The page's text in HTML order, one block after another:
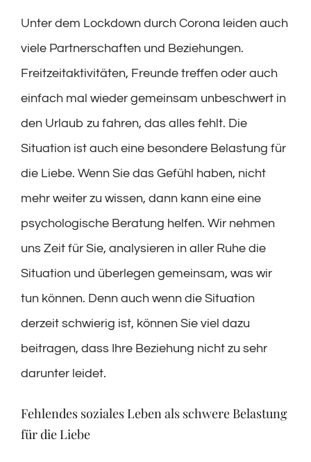
Unter dem Lockdown durch Corona leiden auch
viele Partnerschaften und Beziehungen.
Freitzeitaktivitäten, Freunde treffen oder auch
einfach mal wieder gemeinsam unbeschwert in
den Urlaub zu fahren, das alles fehlt. Die
Situation ist auch eine besondere Belastung für
die Liebe. Wenn Sie das Gefühl haben, nicht
mehr weiter zu wissen, dann kann eine eine
psychologische Beratung helfen. Wir nehmen
uns Zeit für Sie, analysieren in aller Ruhe die
Situation und überlegen gemeinsam, was wir
tun können. Denn auch wenn die Situation
derzeit schwierig ist, können Sie viel dazu
beitragen, dass Ihre Beziehung nicht zu sehr
darunter leidet.
Fehlendes soziales Leben als schwere Belastung
für die Liebe